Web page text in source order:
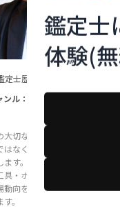
定士歴18年)
ル：
楽器・骨董美術・アウ
大切なお品物は、単なる
はなく想いも含めて丁寧に査
す。
具・ホビーなど幅広く研究
動向を踏まえた適正価格をご
。
鑑定士
体験(